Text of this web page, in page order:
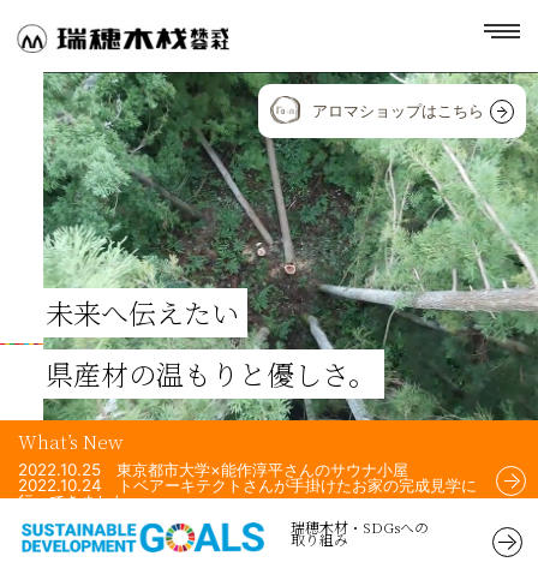
未来へ伝えたい
県産材の温もりと優しさ。
アロマショップはこちら
What’s New
2022.10.25 東京都市大学×能作淳平さんのサウナ小屋
2022.10.24 トベアーキテクトさんが手掛けたお家の完成見学に
行ってきました。
2022.10.24 Airchi Airsさんが手掛けた住宅のフェンスに、瑞穂
木材の杉材を使用して頂きました！
瑞穂木材・SDGsへの
取り組み